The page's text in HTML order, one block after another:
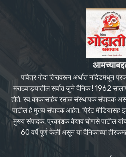
पवित्र गोदा तिरावरून अर्थात नांदेडमधून
मराठवाड्यातील सर्वात जुने दैनिक ! 1962
होते. स्व.काकासाहेब रसाळ संस्थापक संपादक
पाटील हे मुख्य संपादक आहेत. प्रिंट मीडियासह
मुख्य संपादक, प्रकाशक केशव घोणसे पाटील
60 वर्षे पूर्ण केली असून या दैनिकाच्या